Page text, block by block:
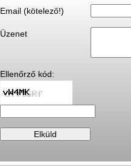
Email (kötelező!)
Üzenet
Ellenőrző kód: